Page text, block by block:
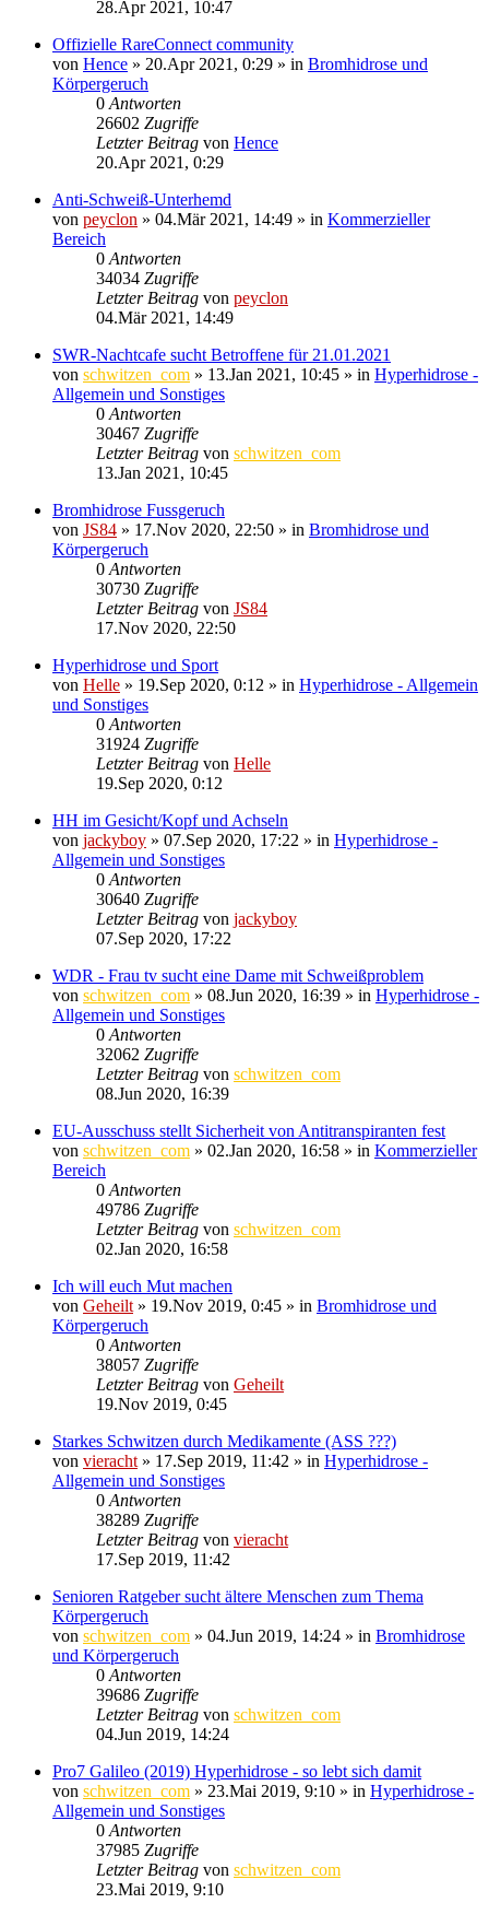
28.Apr 2021, 10:47
Offizielle RareConnect community
von Hence » 20.Apr 2021, 0:29 » in Bromhidrose und
Körpergeruch
0 Antworten
26602 Zugriffe
Letzter Beitrag von Hence
20.Apr 2021, 0:29
Anti-Schweiß-Unterhemd
von peyclon » 04.Mär 2021, 14:49 » in Kommerzieller
Bereich
0 Antworten
34034 Zugriffe
Letzter Beitrag von peyclon
04.Mär 2021, 14:49
SWR-Nachtcafe sucht Betroffene für 21.01.2021
von schwitzen_com » 13.Jan 2021, 10:45 » in Hyperhidrose -
Allgemein und Sonstiges
0 Antworten
30467 Zugriffe
Letzter Beitrag von schwitzen_com
13.Jan 2021, 10:45
Bromhidrose Fussgeruch
von JS84 » 17.Nov 2020, 22:50 » in Bromhidrose und
Körpergeruch
0 Antworten
30730 Zugriffe
Letzter Beitrag von JS84
17.Nov 2020, 22:50
Hyperhidrose und Sport
von Helle » 19.Sep 2020, 0:12 » in Hyperhidrose - Allgemein
und Sonstiges
0 Antworten
31924 Zugriffe
Letzter Beitrag von Helle
19.Sep 2020, 0:12
HH im Gesicht/Kopf und Achseln
von jackyboy » 07.Sep 2020, 17:22 » in Hyperhidrose -
Allgemein und Sonstiges
0 Antworten
30640 Zugriffe
Letzter Beitrag von jackyboy
07.Sep 2020, 17:22
WDR - Frau tv sucht eine Dame mit Schweißproblem
von schwitzen_com » 08.Jun 2020, 16:39 » in Hyperhidrose -
Allgemein und Sonstiges
0 Antworten
32062 Zugriffe
Letzter Beitrag von schwitzen_com
08.Jun 2020, 16:39
EU-Ausschuss stellt Sicherheit von Antitranspiranten fest
von schwitzen_com » 02.Jan 2020, 16:58 » in Kommerzieller
Bereich
0 Antworten
49786 Zugriffe
Letzter Beitrag von schwitzen_com
02.Jan 2020, 16:58
Ich will euch Mut machen
von Geheilt » 19.Nov 2019, 0:45 » in Bromhidrose und
Körpergeruch
0 Antworten
38057 Zugriffe
Letzter Beitrag von Geheilt
19.Nov 2019, 0:45
Starkes Schwitzen durch Medikamente (ASS ???)
von vieracht » 17.Sep 2019, 11:42 » in Hyperhidrose -
Allgemein und Sonstiges
0 Antworten
38289 Zugriffe
Letzter Beitrag von vieracht
17.Sep 2019, 11:42
Senioren Ratgeber sucht ältere Menschen zum Thema
Körpergeruch
von schwitzen_com » 04.Jun 2019, 14:24 » in Bromhidrose
und Körpergeruch
0 Antworten
39686 Zugriffe
Letzter Beitrag von schwitzen_com
04.Jun 2019, 14:24
Pro7 Galileo (2019) Hyperhidrose - so lebt sich damit
von schwitzen_com » 23.Mai 2019, 9:10 » in Hyperhidrose -
Allgemein und Sonstiges
0 Antworten
37985 Zugriffe
Letzter Beitrag von schwitzen_com
23.Mai 2019, 9:10